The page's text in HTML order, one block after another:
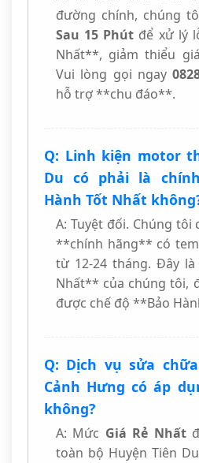
đường chính, chúng
Sau 15 Phút để xử lý
Nhất**, giảm thiểu
Vui lòng gọi ngay
hỗ trợ **chu đáo**.
Q: Linh kiện motor
Du có phải là
Hành Tốt Nhất
A: Tuyệt đối. Chúng
**chính hãng** có
từ 12-24 tháng. Đây
Nhất** của chúng tôi,
được chế độ **Bảo
Q: Dịch vụ sửa
Cảnh Hưng có áp
không?
A: Mức Giá Rẻ Nhất
toàn bộ Huyện Tiên